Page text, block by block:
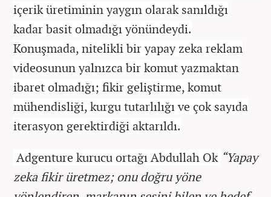
içerik üretiminin yaygın olarak sanıldığı
kadar basit olmadığı yönündeydi.
Konuşmada, nitelikli bir yapay zeka reklam
videosunun yalnızca bir komut yazmaktan
ibaret olmadığı; fikir geliştirme, komut
mühendisliği, kurgu tutarlılığı ve çok sayıda
iterasyon gerektirdiği aktarıldı.
Adgenture kurucu ortağı Abdullah Ok “Yapay
zeka fikir üretmez; onu doğru yöne